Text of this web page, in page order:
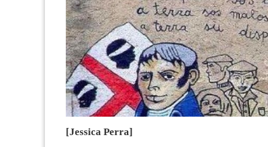
[Jessica Perra]